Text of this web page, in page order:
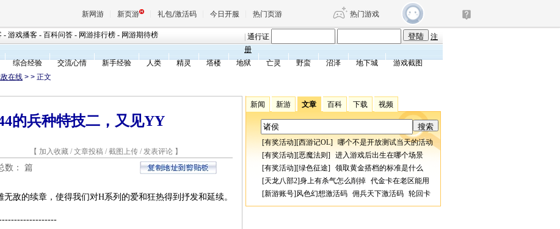
新网游 新页游 礼包/激活码 今日开服 热门页游 热门游戏
天堂 剑网3旗舰版 新天龙八部
王权与自由 诛仙世界 仙剑世界
- 游戏播客 - 百科问答 - 网游排行榜 - 网游期待榜 通行证
注
册
综合经验 交流心情 新手经验 人类 精灵 塔楼 地狱 亡灵 野蛮 沼泽 地下城
游戏截图
在线 > > 正文
的兵种特技二，又见YY
【 加入收藏/ 文章投稿 / 截图上传/ 发表评论】
数： 篇
敌的续章，使得我们对H系列的爱和狂热得到抒发和延续。
新闻 新游 文章 百科 下载 视频
[有奖活动][西游记OL] 哪个不是开放测试当天的活动
[有奖活动][恶魔法则 ] 进入游戏后出生在哪个场景
[有奖活动][绿色征途] 领取黄金搭档的标准是什么
[天龙八部2]身上有杀气怎么削掉 代金卡在老区能用
[新游账号]风色幻想激活码 佣兵天下激活码 轮回卡